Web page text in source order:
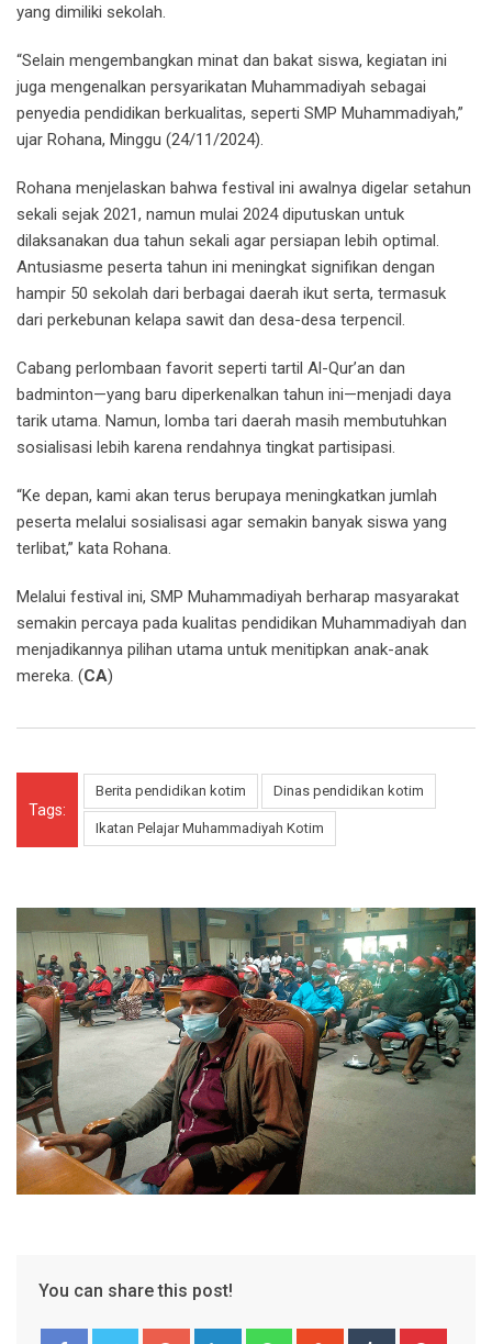
yang dimiliki sekolah.
“Selain mengembangkan minat dan bakat siswa, kegiatan ini
juga mengenalkan persyarikatan Muhammadiyah sebagai
penyedia pendidikan berkualitas, seperti SMP Muhammadiyah,”
ujar Rohana, Minggu (24/11/2024).
Rohana menjelaskan bahwa festival ini awalnya digelar setahun
sekali sejak 2021, namun mulai 2024 diputuskan untuk
dilaksanakan dua tahun sekali agar persiapan lebih optimal.
Antusiasme peserta tahun ini meningkat signifikan dengan
hampir 50 sekolah dari berbagai daerah ikut serta, termasuk
dari perkebunan kelapa sawit dan desa-desa terpencil.
Cabang perlombaan favorit seperti tartil Al-Qur’an dan
badminton—yang baru diperkenalkan tahun ini—menjadi daya
tarik utama. Namun, lomba tari daerah masih membutuhkan
sosialisasi lebih karena rendahnya tingkat partisipasi.
“Ke depan, kami akan terus berupaya meningkatkan jumlah
peserta melalui sosialisasi agar semakin banyak siswa yang
terlibat,” kata Rohana.
Melalui festival ini, SMP Muhammadiyah berharap masyarakat
semakin percaya pada kualitas pendidikan Muhammadiyah dan
menjadikannya pilihan utama untuk menitipkan anak-anak
mereka. (CA)
Tags:
Berita pendidikan kotim Dinas pendidikan kotim
Ikatan Pelajar Muhammadiyah Kotim
You can share this post!